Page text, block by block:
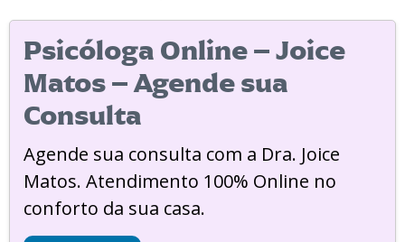
Psicóloga Online – Joice
Matos – Agende sua
Consulta
Agende sua consulta com a Dra. Joice
Matos. Atendimento 100% Online no
conforto da sua casa.